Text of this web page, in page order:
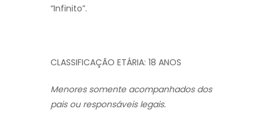
“Infinito”.
CLASSIFICAÇÃO ETÁRIA: 18 ANOS
Menores somente acompanhados dos
pais ou responsáveis legais.